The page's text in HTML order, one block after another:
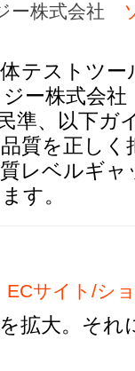
ー株式会社
テストツ
ー株式会社
準、以下ガ
質を正し
レベルギ
す。
ECサイト/シ
拡大。それ